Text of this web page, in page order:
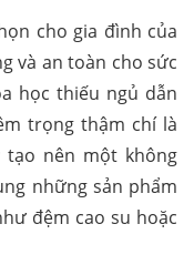
cho gia đình của
và an toàn cho sức
học thiếu ngủ dẫn
trọng thậm chí là
tạo nên một không
những sản phẩm
đệm cao su hoặc